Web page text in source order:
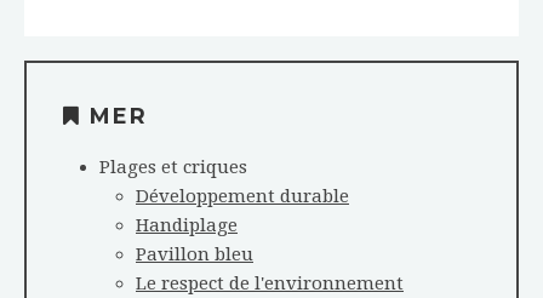
MER
Plages et criques
Développement durable
Handiplage
Pavillon bleu
Le respect de l'environnement